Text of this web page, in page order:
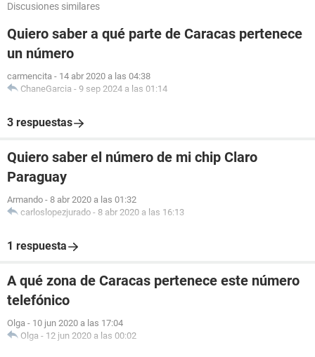
Discusiones similares
Quiero saber a qué parte de Caracas pertenece
un número
carmencita - 14 abr 2020 a las 04:38
ChaneGarcia - 9 sep 2024 a las 01:14
3 respuestas
Quiero saber el número de mi chip Claro
Paraguay
Armando - 8 abr 2020 a las 01:32
carloslopezjurado - 8 abr 2020 a las 16:13
1 respuesta
A qué zona de Caracas pertenece este número
telefónico
Olga - 10 jun 2020 a las 17:04
Olga - 12 jun 2020 a las 00:02